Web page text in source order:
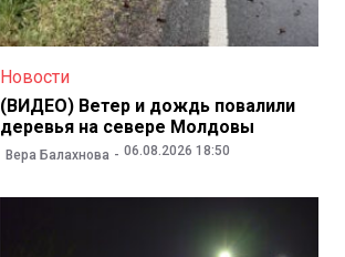
Новости
(ВИДЕО) Ветер и дождь повалили
деревья на севере Молдовы
Вера Балахнова 06.08.2026 18:50